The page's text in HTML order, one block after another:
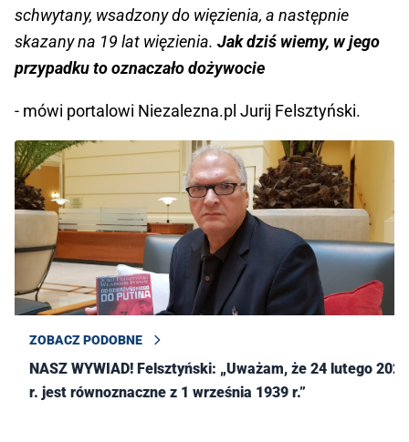
schwytany, wsadzony do więzienia, a następnie
skazany na 19 lat więzienia. Jak dziś wiemy, w jego
przypadku to oznaczało dożywocie
- mówi portalowi Niezalezna.pl Jurij Felsztyński.
ZOBACZ PODOBNE
NASZ WYWIAD! Felsztyński: „Uważam, że 24 lutego 2022
r. jest równoznaczne z 1 września 1939 r.”